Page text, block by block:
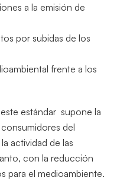
a la emisión de
por subidas de los
frente a los
estándar supone la
del
actividad de las
con la reducción
para el medioambiente.